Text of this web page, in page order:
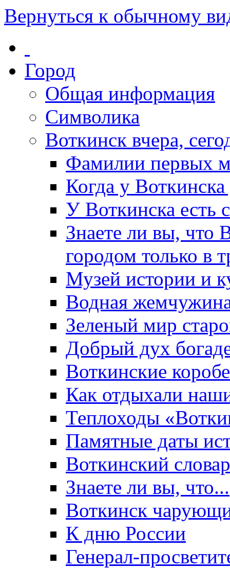
Вернуться к обычному
Город
Общая информация
Символика
Воткинск вчера,
Фамилии первых
Когда у
У Воткинска есть
Знаете ли вы, что
городом только в
Музей истории и
Водная
Зеленый мир
Добрый дух
Воткинские
Как отдыхали
Теплоходы
Памятные даты
Воткинский
Знаете ли вы, что...
Воткинск
К дню России
Генерал-